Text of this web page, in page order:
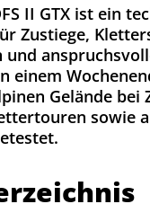
II GTX ist ein
Zustiege,
und
einem
Gelände bei
sowie